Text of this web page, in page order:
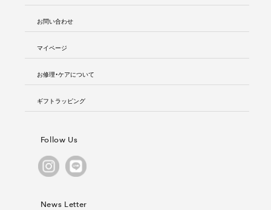
お問い合わせ
マイページ
お修理・ケアについて
ギフトラッピング
Follow Us
News Letter